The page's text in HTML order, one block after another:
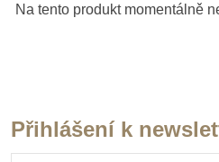
Skladem
Do školy
Skladem
Na tento produkt momentálně
Přihlášení k